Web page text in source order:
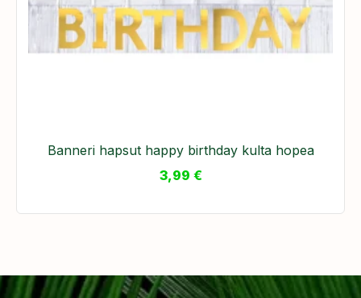
Banneri hapsut happy birthday kulta hopea
3,99 €